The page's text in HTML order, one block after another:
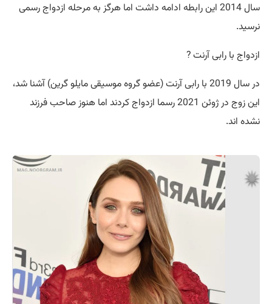
سال 2014 این رابطه ادامه داشت اما هرگز به مرحله ازدواج رسمی
نرسید.
ازدواج با رابی آرنت ?
در سال 2019 با رابی آرنت (عضو گروه موسیقی مایلو گرین) آشنا شد،
این زوج در ژوئن 2021 رسما ازدواج کردند اما هنوز صاحب فرزند
نشده اند.